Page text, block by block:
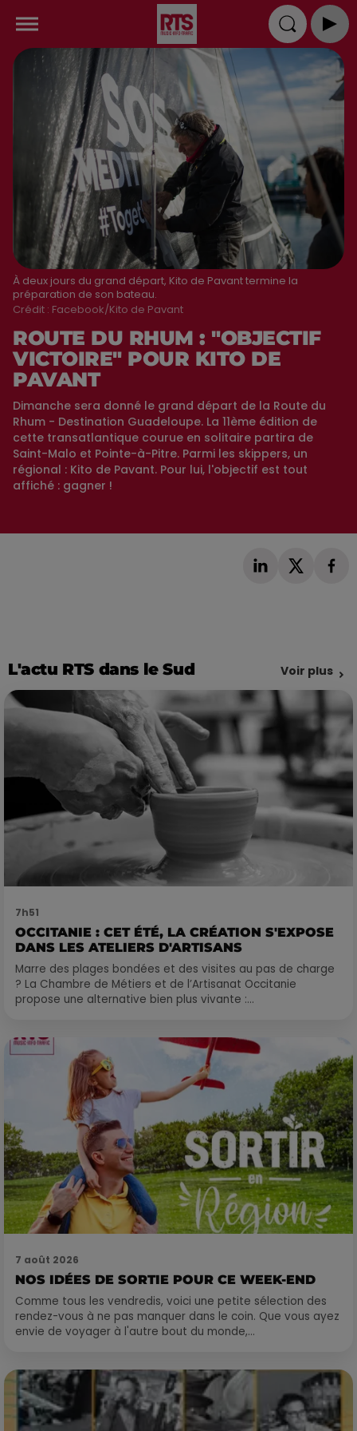
À deux jours du grand départ, Kito de Pavant termine la
préparation de son bateau.
Crédit : Facebook/Kito de Pavant
ROUTE DU RHUM : "OBJECTIF
VICTOIRE" POUR KITO DE
PAVANT
Dimanche sera donné le grand départ de la Route du
Rhum - Destination Guadeloupe. La 11ème édition de
cette transatlantique courue en solitaire partira de
Saint-Malo et Pointe-à-Pitre. Parmi les skippers, un
régional : Kito de Pavant. Pour lui, l'objectif est tout
affiché : gagner !
L'actu RTS dans le Sud Voir plus
7h51
OCCITANIE : CET ÉTÉ, LA CRÉATION S'EXPOSE
DANS LES ATELIERS D'ARTISANS
Marre des plages bondées et des visites au pas de charge
? La Chambre de Métiers et de l’Artisanat Occitanie
propose une alternative bien plus vivante :...
7 août 2026
NOS IDÉES DE SORTIE POUR CE WEEK-END
Comme tous les vendredis, voici une petite sélection des
rendez-vous à ne pas manquer dans le coin. Que vous ayez
envie de voyager à l'autre bout du monde,...